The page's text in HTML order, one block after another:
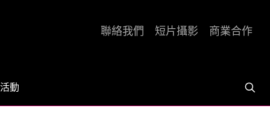
活動
聯絡我們 短片攝影 商業合作